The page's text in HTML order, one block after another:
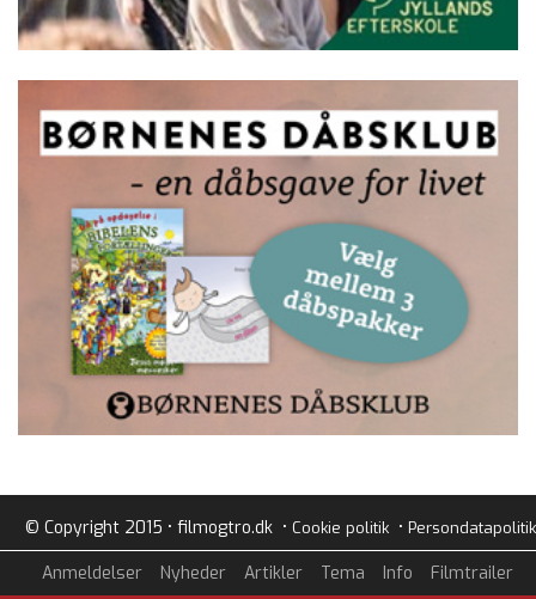
© Copyright 2015 • filmogtro.dk • Cookie politik• Persondatapolitik
Anmeldelser Nyheder Artikler Tema Info Filmtrailer